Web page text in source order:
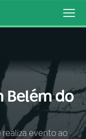
Belém do
realiza evento ao